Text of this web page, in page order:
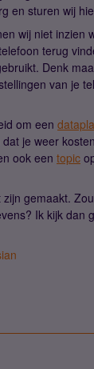
en sturen wij
wij niet inzien
terug
Denk
van je
om een
je weer
ook een topic
gemaakt.
Ik kijk dan